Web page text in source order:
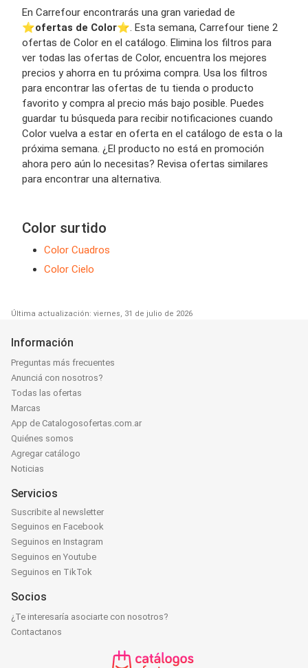
En Carrefour encontrarás una gran variedad de
⭐️ofertas de Color⭐️. Esta semana, Carrefour tiene 2
ofertas de Color en el catálogo. Elimina los filtros para
ver todas las ofertas de Color, encuentra los mejores
precios y ahorra en tu próxima compra. Usa los filtros
para encontrar las ofertas de tu tienda o producto
favorito y compra al precio más bajo posible. Puedes
guardar tu búsqueda para recibir notificaciones cuando
Color vuelva a estar en oferta en el catálogo de esta o la
próxima semana. ¿El producto no está en promoción
ahora pero aún lo necesitas? Revisa ofertas similares
para encontrar una alternativa.
Color surtido
Color Cuadros
Color Cielo
Última actualización: viernes, 31 de julio de 2026
Información
Preguntas más frecuentes
Anunciá con nosotros?
Todas las ofertas
Marcas
App de Catalogosofertas.com.ar
Quiénes somos
Agregar catálogo
Noticias
Servicios
Suscribite al newsletter
Seguinos en Facebook
Seguinos en Instagram
Seguinos en Youtube
Seguinos en TikTok
Socios
¿Te interesaría asociarte con nosotros?
Contactanos